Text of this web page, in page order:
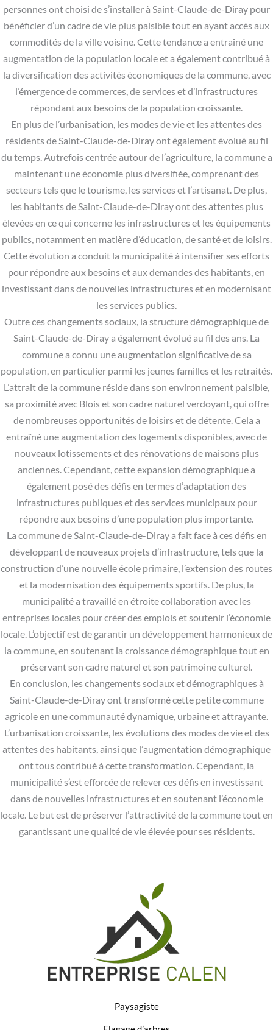
personnes ont choisi de s’installer à Saint-Claude-de-Diray pour
bénéficier d’un cadre de vie plus paisible tout en ayant accès aux
commodités de la ville voisine. Cette tendance a entraîné une
augmentation de la population locale et a également contribué à
la diversification des activités économiques de la commune, avec
l’émergence de commerces, de services et d’infrastructures
répondant aux besoins de la population croissante.
En plus de l’urbanisation, les modes de vie et les attentes des
résidents de Saint-Claude-de-Diray ont également évolué au fil
du temps. Autrefois centrée autour de l’agriculture, la commune a
maintenant une économie plus diversifiée, comprenant des
secteurs tels que le tourisme, les services et l’artisanat. De plus,
les habitants de Saint-Claude-de-Diray ont des attentes plus
élevées en ce qui concerne les infrastructures et les équipements
publics, notamment en matière d’éducation, de santé et de loisirs.
Cette évolution a conduit la municipalité à intensifier ses efforts
pour répondre aux besoins et aux demandes des habitants, en
investissant dans de nouvelles infrastructures et en modernisant
les services publics.
Outre ces changements sociaux, la structure démographique de
Saint-Claude-de-Diray a également évolué au fil des ans. La
commune a connu une augmentation significative de sa
population, en particulier parmi les jeunes familles et les retraités.
L’attrait de la commune réside dans son environnement paisible,
sa proximité avec Blois et son cadre naturel verdoyant, qui offre
de nombreuses opportunités de loisirs et de détente. Cela a
entraîné une augmentation des logements disponibles, avec de
nouveaux lotissements et des rénovations de maisons plus
anciennes. Cependant, cette expansion démographique a
également posé des défis en termes d’adaptation des
infrastructures publiques et des services municipaux pour
répondre aux besoins d’une population plus importante.
La commune de Saint-Claude-de-Diray a fait face à ces défis en
développant de nouveaux projets d’infrastructure, tels que la
construction d’une nouvelle école primaire, l’extension des routes
et la modernisation des équipements sportifs. De plus, la
municipalité a travaillé en étroite collaboration avec les
entreprises locales pour créer des emplois et soutenir l’économie
locale. L’objectif est de garantir un développement harmonieux de
la commune, en soutenant la croissance démographique tout en
préservant son cadre naturel et son patrimoine culturel.
En conclusion, les changements sociaux et démographiques à
Saint-Claude-de-Diray ont transformé cette petite commune
agricole en une communauté dynamique, urbaine et attrayante.
L’urbanisation croissante, les évolutions des modes de vie et des
attentes des habitants, ainsi que l’augmentation démographique
ont tous contribué à cette transformation. Cependant, la
municipalité s’est efforcée de relever ces défis en investissant
dans de nouvelles infrastructures et en soutenant l’économie
locale. Le but est de préserver l’attractivité de la commune tout en
garantissant une qualité de vie élevée pour ses résidents.
Paysagiste